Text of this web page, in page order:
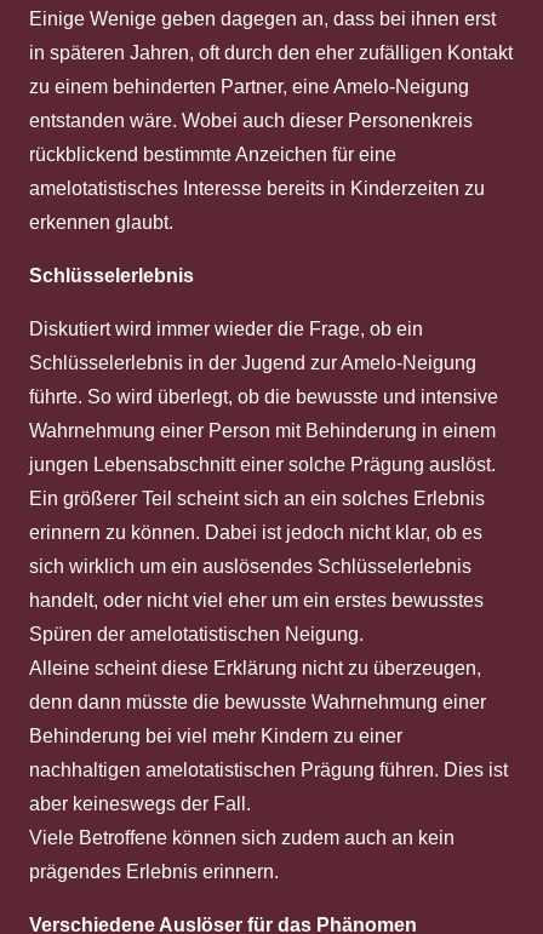
Einige Wenige geben dagegen an, dass bei ihnen erst
in späteren Jahren, oft durch den eher zufälligen Kontakt
zu einem behinderten Partner, eine Amelo-Neigung
entstanden wäre. Wobei auch dieser Personenkreis
rückblickend bestimmte Anzeichen für eine
amelotatistisches Interesse bereits in Kinderzeiten zu
erkennen glaubt.
Schlüsselerlebnis
Diskutiert wird immer wieder die Frage, ob ein
Schlüsselerlebnis in der Jugend zur Amelo-Neigung
führte. So wird überlegt, ob die bewusste und intensive
Wahrnehmung einer Person mit Behinderung in einem
jungen Lebensabschnitt einer solche Prägung auslöst.
Ein größerer Teil scheint sich an ein solches Erlebnis
erinnern zu können. Dabei ist jedoch nicht klar, ob es
sich wirklich um ein auslösendes Schlüsselerlebnis
handelt, oder nicht viel eher um ein erstes bewusstes
Spüren der amelotatistischen Neigung.
Alleine scheint diese Erklärung nicht zu überzeugen,
denn dann müsste die bewusste Wahrnehmung einer
Behinderung bei viel mehr Kindern zu einer
nachhaltigen amelotatistischen Prägung führen. Dies ist
aber keineswegs der Fall.
Viele Betroffene können sich zudem auch an kein
prägendes Erlebnis erinnern.
Verschiedene Auslöser für das Phänomen